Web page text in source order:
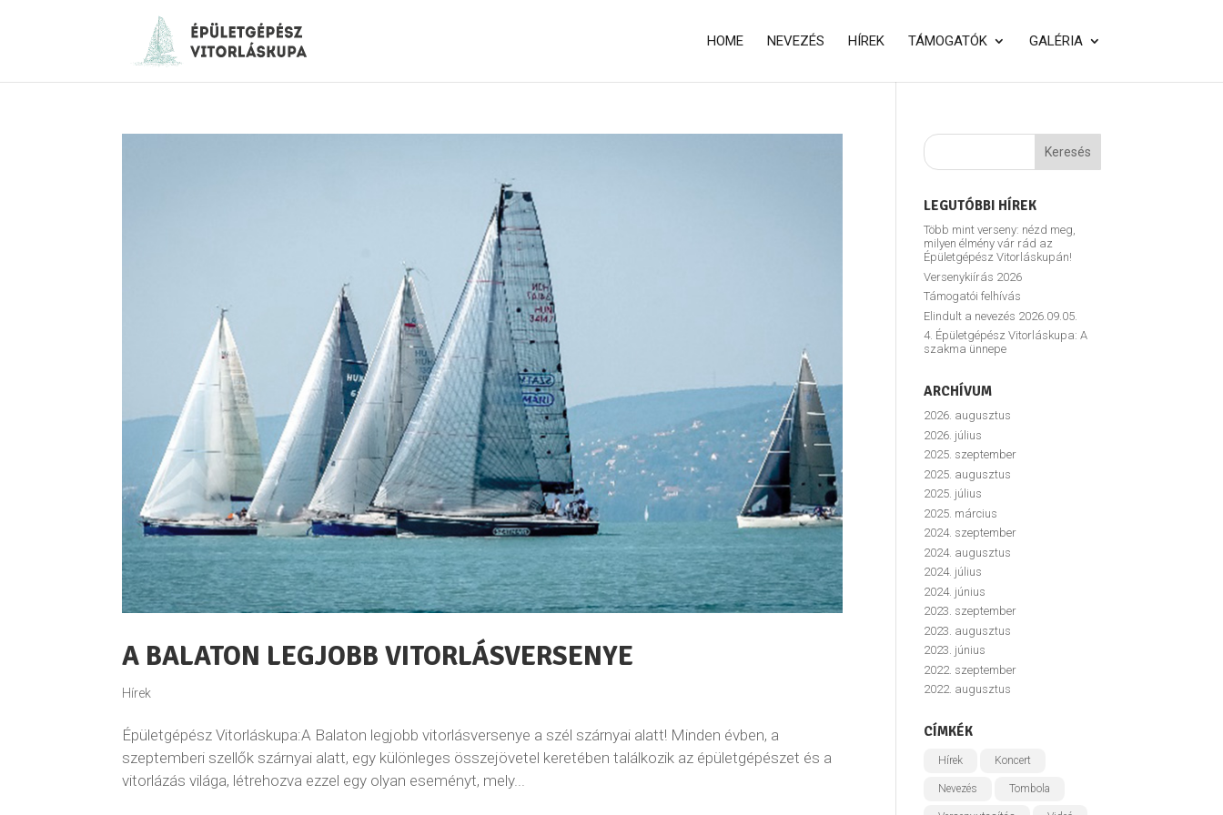
HOME NEVEZÉS HÍREK TÁMOGATÓK GALÉRIA
A BALATON LEGJOBB VITORLÁSVERSENYE
Hírek
Épületgépész Vitorláskupa:A Balaton legjobb vitorlásversenye a szél szárnyai alatt! Minden évben, a
szeptemberi szellők szárnyai alatt, egy különleges összejövetel keretében találkozik az épületgépészet és a
vitorlázás világa, létrehozva ezzel egy olyan eseményt, mely...
LEGUTÓBBI HÍREK
Több mint verseny: nézd meg,
milyen élmény vár rád az
Épületgépész Vitorláskupán!
Versenykiírás 2026
Támogatói felhívás
Elindult a nevezés 2026.09.05.
4. Épületgépész Vitorláskupa: A
szakma ünnepe
ARCHÍVUM
2026. augusztus
2026. július
2025. szeptember
2025. augusztus
2025. július
2025. március
2024. szeptember
2024. augusztus
2024. július
2024. június
2023. szeptember
2023. augusztus
2023. június
2022. szeptember
2022. augusztus
CÍMKÉK
Hírek Koncert
Nevezés Tombola